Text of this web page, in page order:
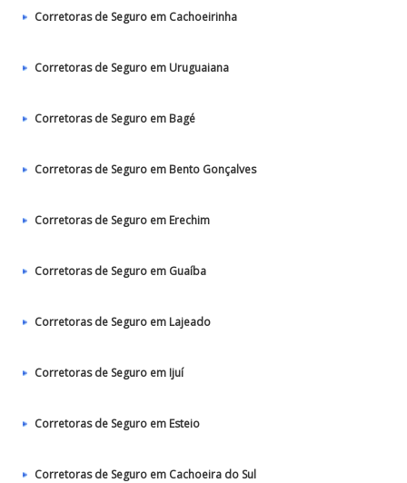
Corretoras de Seguro em Cachoeirinha
Corretoras de Seguro em Uruguaiana
Corretoras de Seguro em Bagé
Corretoras de Seguro em Bento Gonçalves
Corretoras de Seguro em Erechim
Corretoras de Seguro em Guaíba
Corretoras de Seguro em Lajeado
Corretoras de Seguro em Ijuí
Corretoras de Seguro em Esteio
Corretoras de Seguro em Cachoeira do Sul